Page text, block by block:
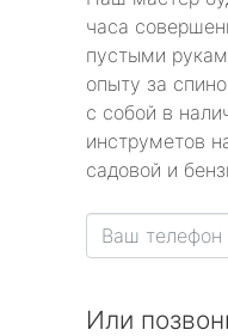
часа
пустыми
опыту за
с собой в
инструметов
садовой и
Или